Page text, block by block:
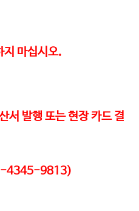
지 마십시오.
서 발행 또는 현장 카드 결
4345-9813)